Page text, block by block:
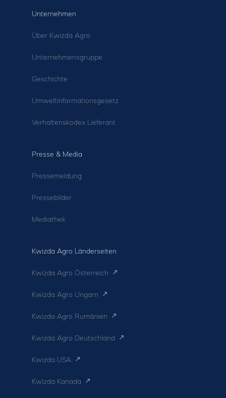
Unternehmen
Über Kwizda Agro
Unternehmensgruppe
Geschichte
Umweltinformationsgesetz
Verhaltenskodex Lieferant
Presse & Media
Pressemeldung
Pressebilder
Mediathek
Kwizda Agro Länderseiten
Kwizda Agro Österreich
Kwizda Agro Ungarn
Kwizda Agro Rumänien
Kwizda Agro Deutschland
Kwizda USA
Kwizda Kanada